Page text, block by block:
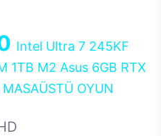
Intel Ultra 7 245KF
1TB M2 Asus 6GB RTX
OYUN